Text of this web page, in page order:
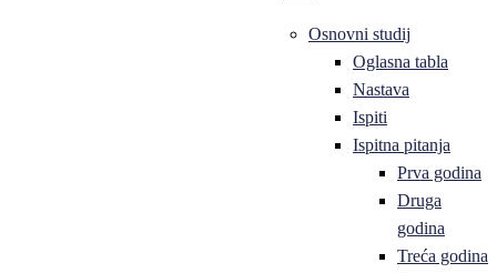
Osnovni studij
Oglasna tabla
Nastava
Ispiti
Ispitna pitanja
Prva godina
Druga
godina
Treća godina